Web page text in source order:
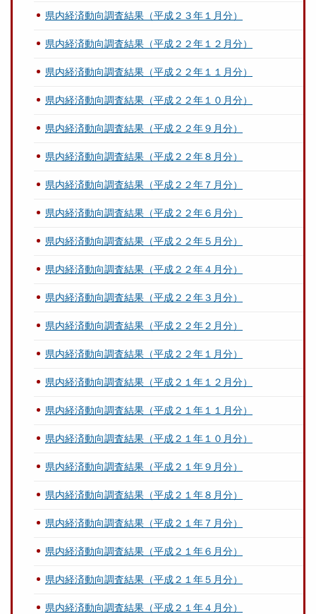
県内経済動向調査結果（平成２３年１月分）
県内経済動向調査結果（平成２２年１２月分）
県内経済動向調査結果（平成２２年１１月分）
県内経済動向調査結果（平成２２年１０月分）
県内経済動向調査結果（平成２２年９月分）
県内経済動向調査結果（平成２２年８月分）
県内経済動向調査結果（平成２２年７月分）
県内経済動向調査結果（平成２２年６月分）
県内経済動向調査結果（平成２２年５月分）
県内経済動向調査結果（平成２２年４月分）
県内経済動向調査結果（平成２２年３月分）
県内経済動向調査結果（平成２２年２月分）
県内経済動向調査結果（平成２２年１月分）
県内経済動向調査結果（平成２１年１２月分）
県内経済動向調査結果（平成２１年１１月分）
県内経済動向調査結果（平成２１年１０月分）
県内経済動向調査結果（平成２１年９月分）
県内経済動向調査結果（平成２１年８月分）
県内経済動向調査結果（平成２１年７月分）
県内経済動向調査結果（平成２１年６月分）
県内経済動向調査結果（平成２１年５月分）
県内経済動向調査結果（平成２１年４月分）